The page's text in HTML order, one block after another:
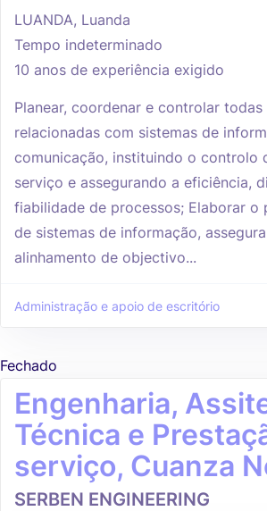
LUANDA, Luanda
Tempo indeterminado
10 anos de experiência exigido
Planear, coordenar e controlar
relacionadas com sistemas de
comunicação, instituindo o controlo
serviço e assegurando a eficiência,
fiabilidade de processos; Elaborar o
de sistemas de informação,
alinhamento de objectivo...
Administração e apoio de escritório
Fechado
Engenharia,
Técnica e
serviço, Cuanza
SERBEN ENGINEERING